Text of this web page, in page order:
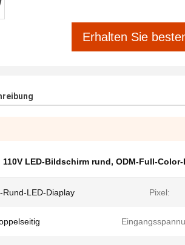
Erhalten Sie
110V LED-Bildschirm rund, ODM-Full-
Rund-LED-Diaplay Pixel: